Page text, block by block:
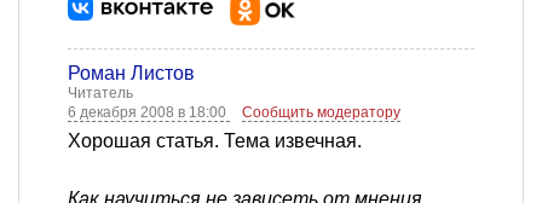
Роман Листов
Читатель
6 декабря 2008 в 18:00
Сообщить модератору
Хорошая статья. Тема извечная.